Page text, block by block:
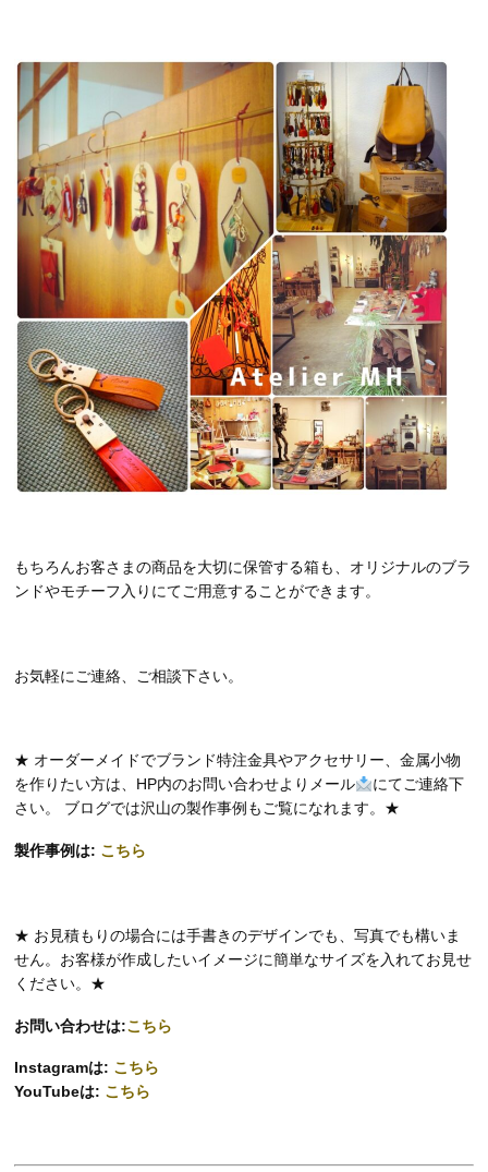
もちろんお客さまの商品を大切に保管する箱も、オリジナルのブラ
ンドやモチーフ入りにてご用意することができます。
お気軽にご連絡、ご相談下さい。
★ オーダーメイドでブランド特注金具やアクセサリー、金属小物
を作りたい方は、HP内のお問い合わせよりメール
にてご連絡下
さい。 ブログでは沢山の製作事例もご覧になれます。★
製作事例は: こちら
★ お見積もりの場合には手書きのデザインでも、写真でも構いま
せん。お客様が作成したいイメージに簡単なサイズを入れてお見せ
ください。★
お問い合わせは:こちら
Instagramは: こちら
YouTubeは: こちら